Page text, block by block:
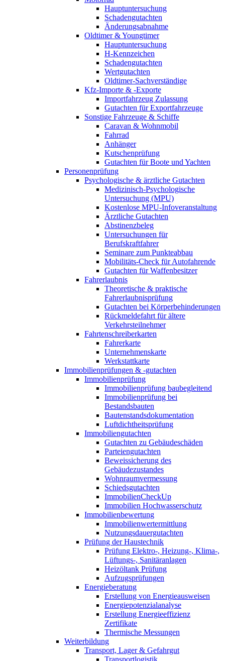
Hauptuntersuchung
Schadengutachten
Änderungsabnahme
Oldtimer & Youngtimer
Hauptuntersuchung
H-Kennzeichen
Schadengutachten
Wertgutachten
Oldtimer-Sachverständige
Kfz-Importe & -Exporte
Importfahrzeug Zulassung
Gutachten für Exportfahrzeuge
Sonstige Fahrzeuge & Schiffe
Caravan & Wohnmobil
Fahrrad
Anhänger
Kutschenprüfung
Gutachten für Boote und Yachten
Personenprüfung
Psychologische & ärztliche Gutachten
Medizinisch-Psychologische
Untersuchung (MPU)
Kostenlose MPU-Infoveranstaltung
Ärztliche Gutachten
Abstinenzbeleg
Untersuchungen für
Berufskraftfahrer
Seminare zum Punkteabbau
Mobilitäts-Check für Autofahrende
Gutachten für Waffenbesitzer
Fahrerlaubnis
Theoretische & praktische
Fahrerlaubnisprüfung
Gutachten bei Körperbehinderungen
Rückmeldefahrt für ältere
Verkehrsteilnehmer
Fahrtenschreiberkarten
Fahrerkarte
Unternehmenskarte
Werkstattkarte
Immobilienprüfungen & -gutachten
Immobilienprüfung
Immobilienprüfung baubegleitend
Immobilienprüfung bei
Bestandsbauten
Bautenstandsdokumentation
Luftdichtheitsprüfung
Immobiliengutachten
Gutachten zu Gebäudeschäden
Parteiengutachten
Beweissicherung des
Gebäudezustandes
Wohnraumvermessung
Schiedsgutachten
ImmobilienCheckUp
Immobilien Hochwasserschutz
Immobilienbewertung
Immobilienwertermittlung
Nutzungsdauergutachten
Prüfung der Haustechnik
Prüfung Elektro-, Heizung-, Klima-,
Lüftungs-, Sanitäranlagen
Heizöltank Prüfung
Aufzugsprüfungen
Energieberatung
Erstellung von Energieausweisen
Energiepotenzialanalyse
Erstellung Energieeffizienz
Zertifikate
Thermische Messungen
Weiterbildung
Transport, Lager & Gefahrgut
Transportlogistik